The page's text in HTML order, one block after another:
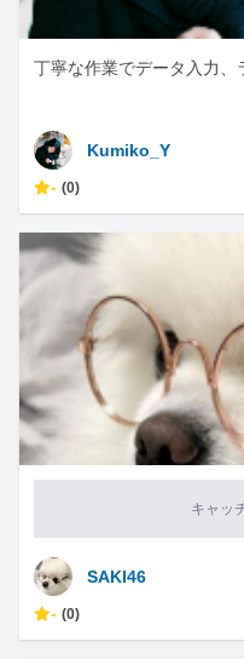
丁寧な作業でデータ入力、
Kumiko_Y
- (0)
キャッ
SAKI46
- (0)